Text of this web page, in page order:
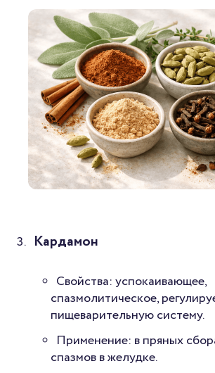
Кардамон
Свойства: успокаивающее,
спазмолитическое,
пищеварительную систему.
Применение: в пряных
спазмов в желудке.